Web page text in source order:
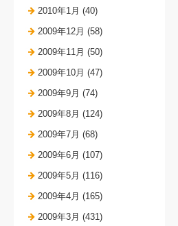
2010年1月 (40)
2009年12月 (58)
2009年11月 (50)
2009年10月 (47)
2009年9月 (74)
2009年8月 (124)
2009年7月 (68)
2009年6月 (107)
2009年5月 (116)
2009年4月 (165)
2009年3月 (431)